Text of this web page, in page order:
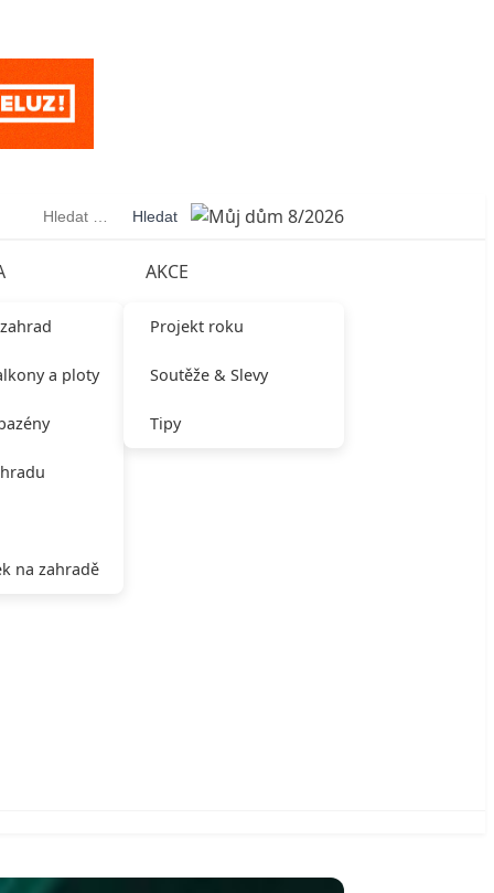
Vyhledávání
a ploty
na zahradě
AKCE
Projekt roku
Soutěže & Slevy
Tipy